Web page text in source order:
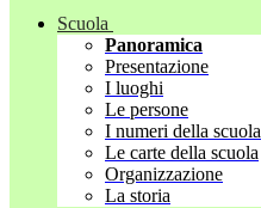
Scuola
Panoramica
Presentazione
I luoghi
Le persone
I numeri della scuola
Le carte della scuola
Organizzazione
La storia